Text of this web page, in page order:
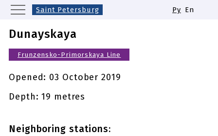
Saint Petersburg
Nizhny Novgorod
Samara
Same names of metro stations
Ру En
Dunayskaya
Frunzensko-Primorskaya Line
Opened: 03 October 2019
Depth: 19 metres
Neighboring stations: